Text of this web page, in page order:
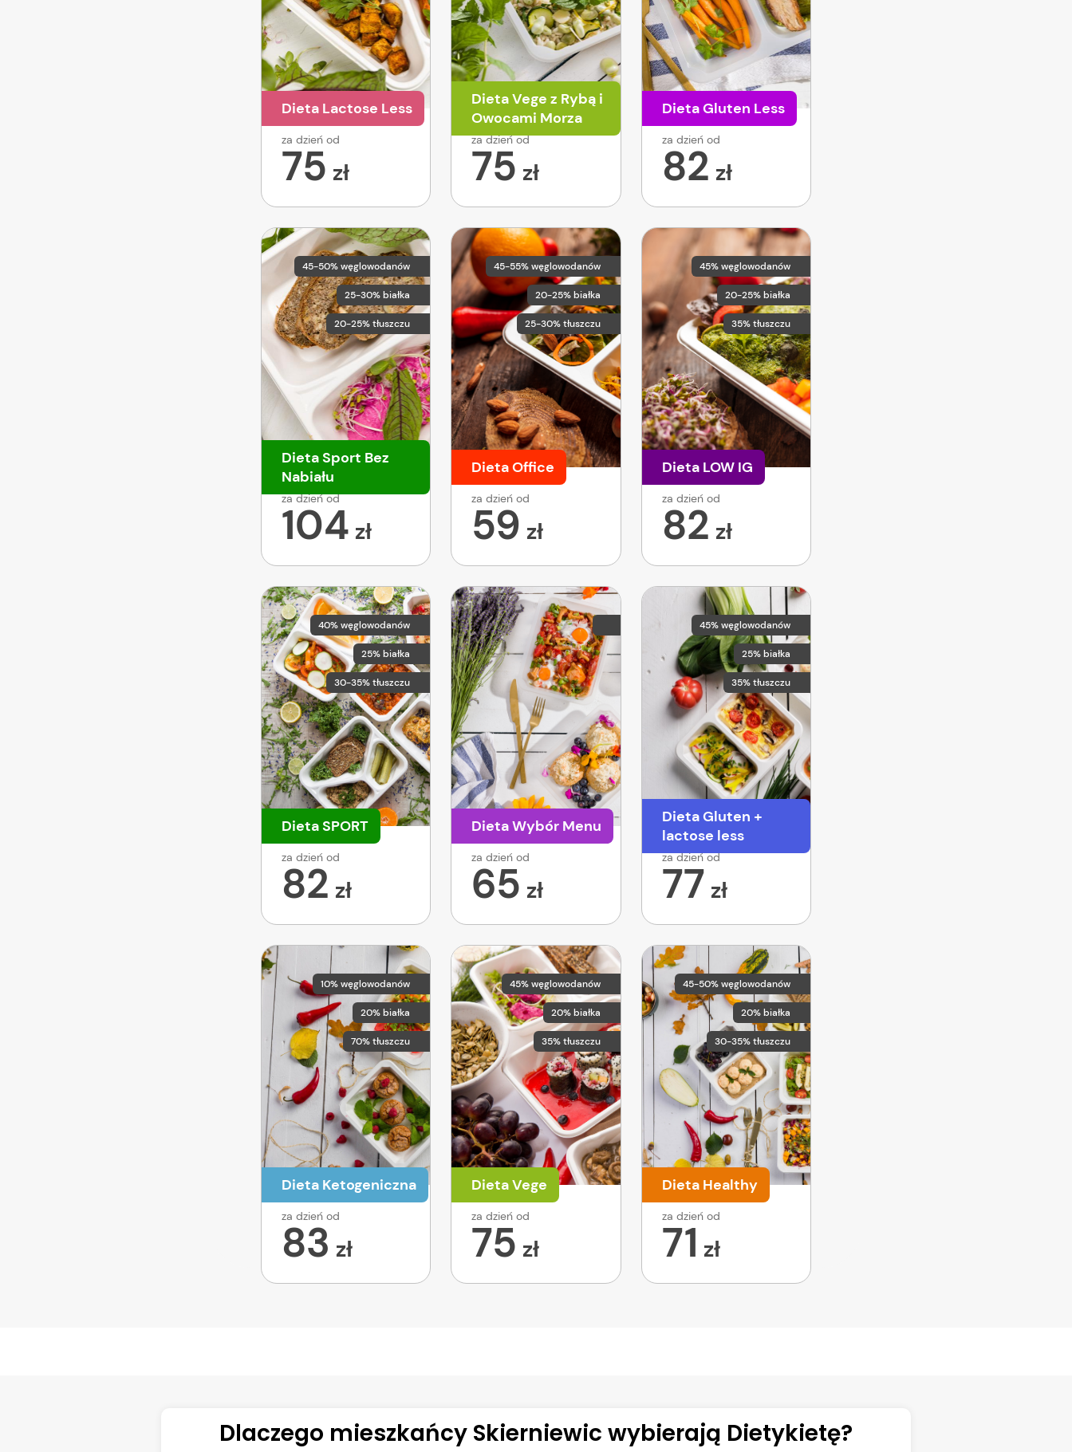
Dieta Lactose Less
za dzień od
75 zł
Dieta Vege z Rybą i
Owocami Morza
za dzień od
75 zł
Dieta Gluten Less
za dzień od
82 zł
45-50% węglowodanów
25-30% białka
20-25% tłuszczu
Dieta Sport Bez
Nabiału
za dzień od
104 zł
45-55% węglowodanów
20-25% białka
25-30% tłuszczu
Dieta Office
za dzień od
59 zł
45% węglowodanów
20-25% białka
35% tłuszczu
Dieta LOW IG
za dzień od
82 zł
40% węglowodanów
25% białka
30-35% tłuszczu
Dieta SPORT
za dzień od
82 zł
Dieta Wybór Menu
za dzień od
65 zł
45% węglowodanów
25% białka
35% tłuszczu
Dieta Gluten +
lactose less
za dzień od
77 zł
10% węglowodanów
20% białka
70% tłuszczu
Dieta Ketogeniczna
za dzień od
83 zł
45% węglowodanów
20% białka
35% tłuszczu
Dieta Vege
za dzień od
75 zł
45-50% węglowodanów
20% białka
30-35% tłuszczu
Dieta Healthy
za dzień od
71 zł
Dlaczego mieszkańcy Skierniewic wybierają Dietykietę?